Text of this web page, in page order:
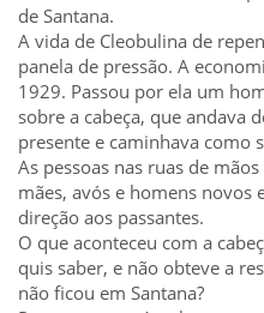
de Santana.
A vida de Cleobulina de
panela de pressão. A
1929. Passou por ela um
sobre a cabeça, que andava
presente e caminhava como
As pessoas nas ruas de
mães, avós e homens novos
direção aos passantes.
O que aconteceu com a
quis saber, e não obteve a
não ficou em Santana?